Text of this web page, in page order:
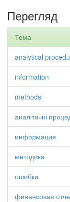
Перегляд
Тема
analytical
information
methods
аналітичні
информация
методика
ошибки
финансовая